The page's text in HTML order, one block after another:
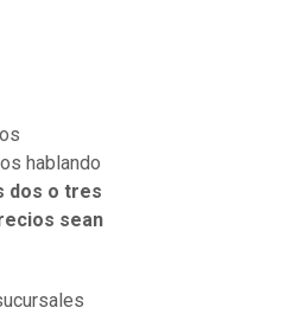
hablando
dos o tres
sean